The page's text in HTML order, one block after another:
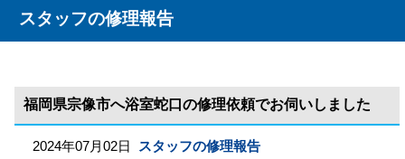
スタッフの修理報告
福岡県宗像市へ浴室蛇口の修理依頼でお伺いしました
2024年07月02日 スタッフの修理報告